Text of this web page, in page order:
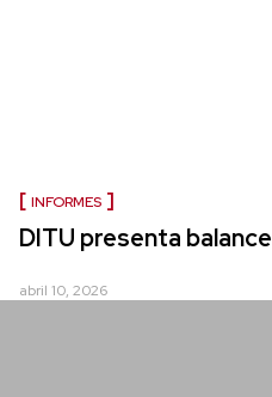
INFORMES
DITU presenta
abril 10, 2026